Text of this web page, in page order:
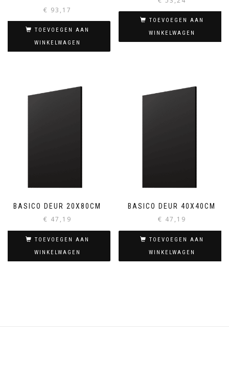
€ 93,17
TOEVOEGEN AAN
WINKELWAGEN
TOEVOEGEN AAN
WINKELWAGEN
BASICO DEUR 20X80CM
€ 47,19
TOEVOEGEN AAN
WINKELWAGEN
BASICO DEUR 40X40CM
€ 47,19
TOEVOEGEN AAN
WINKELWAGEN